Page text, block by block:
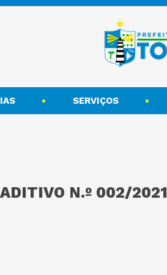
SERVIÇOS
N.º 002/2021